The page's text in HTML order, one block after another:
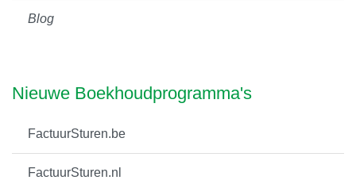
Blog
Nieuwe Boekhoudprogramma's
FactuurSturen.be
FactuurSturen.nl